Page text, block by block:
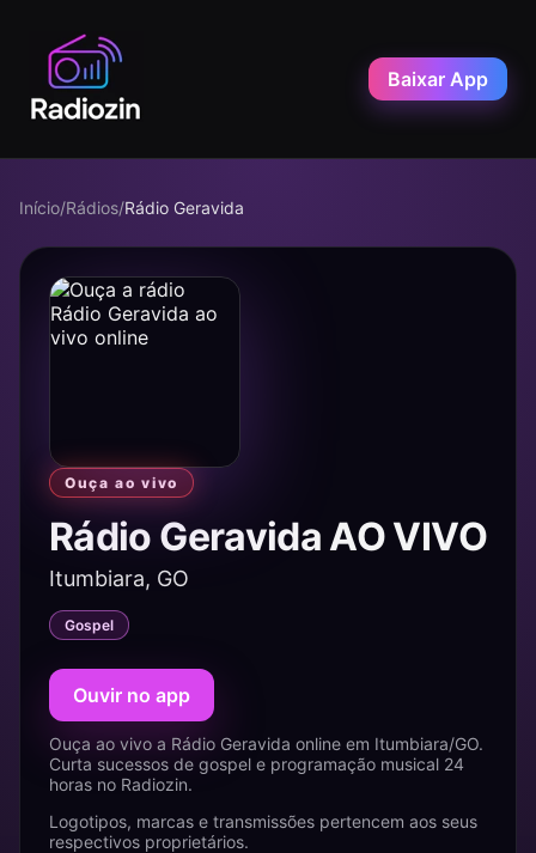
Baixar App
Início/Rádios/Rádio Geravida
Ouça ao vivo
Rádio Geravida AO VIVO
Itumbiara, GO
Gospel
Ouvir no app
Ouça ao vivo a Rádio Geravida online em Itumbiara/GO.
Curta sucessos de gospel e programação musical 24
horas no Radiozin.
Logotipos, marcas e transmissões pertencem aos seus
respectivos proprietários.